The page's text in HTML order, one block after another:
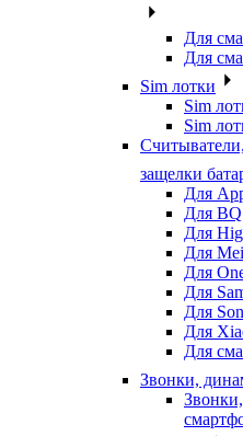
Для
Для
Sim лотки
Sim
Sim
защелки
Для
Для BQ
Для
Для
Для
Для
Для
Для
Для
Звонки,